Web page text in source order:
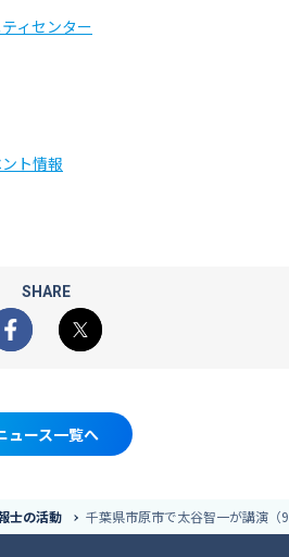
ィセンター
ト情報
SHARE
Facebook
X
ュース一覧へ
士の活動 千葉県市原市で太谷智一が講演（